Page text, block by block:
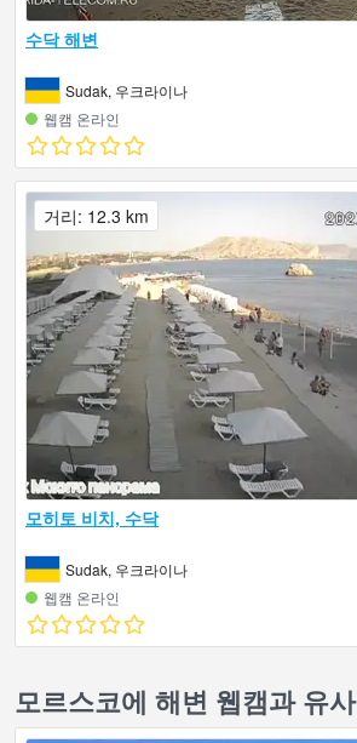
수닥 해변
Sudak, 우크라이나
웹캠 온라인
모히토 비치, 수닥
Sudak, 우크라이나
웹캠 온라인
거리: 12.3 km
모르스코에 해변 웹캠과 유사